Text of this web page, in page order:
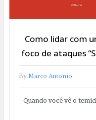
Como lidar com
foco de ataques
By Marco Antonio
Quando você vê o